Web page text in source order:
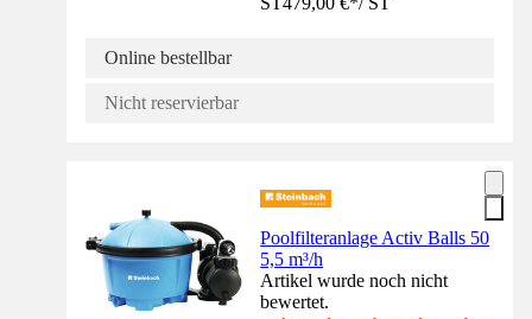
Online bestellbar
Nicht reservierbar
Poolfilteranlage Activ Balls 50
5,5 m³/h
Artikel wurde noch nicht
bewertet.